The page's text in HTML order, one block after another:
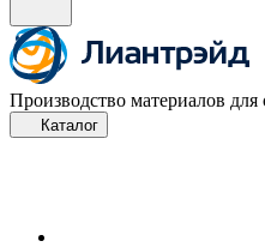
Производство материалов для
Каталог